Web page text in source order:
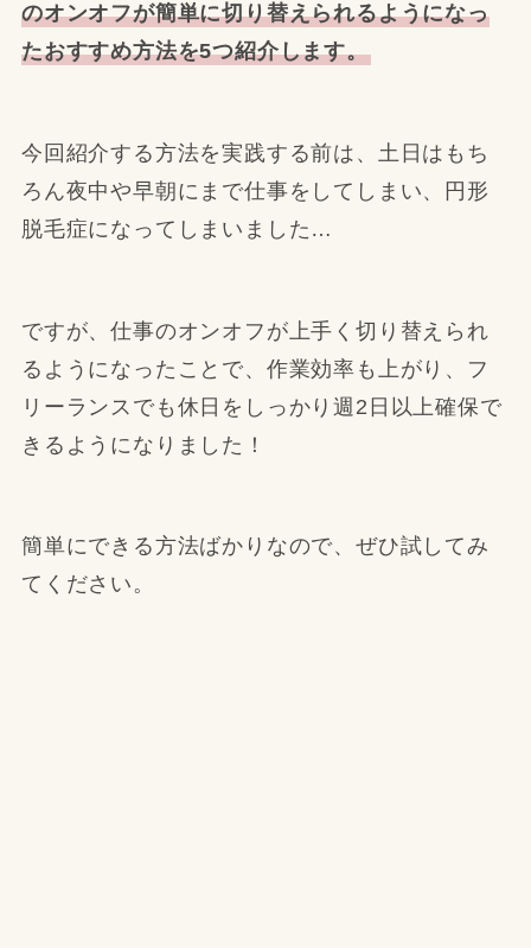
のオンオフが簡単に切り替えられるようになっ
たおすすめ方法を5つ紹介します。
今回紹介する方法を実践する前は、土日はもち
ろん夜中や早朝にまで仕事をしてしまい、円形
脱毛症になってしまいました…
ですが、仕事のオンオフが上手く切り替えられ
るようになったことで、作業効率も上がり、フ
リーランスでも休日をしっかり週2日以上確保で
きるようになりました！
簡単にできる方法ばかりなので、ぜひ試してみ
てください。